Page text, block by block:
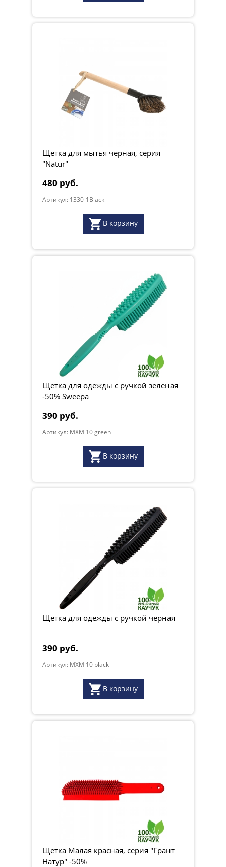
Щетка для мытья черная, серия
"Natur"
480 руб.
Артикул: 1330-1Black
В корзину
Щетка для одежды с ручкой зеленая
-50% Sweepa
390 руб.
Артикул: MXM 10 green
В корзину
Щетка для одежды с ручкой черная
390 руб.
Артикул: MXM 10 black
В корзину
Щетка Малая красная, серия "Грант
Натур" -50%